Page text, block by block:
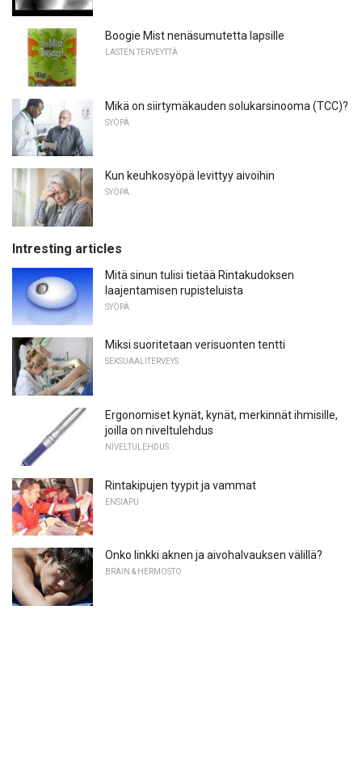
Boogie Mist nenäsumutetta lapsille
LASTEN TERVEYTTÄ
Mikä on siirtymäkauden solukarsinooma (TCC)?
SYÖPÄ
Kun keuhkosyöpä levittyy aivoihin
SYÖPÄ
Intresting articles
Mitä sinun tulisi tietää Rintakudoksen
laajentamisen rupisteluista
SYÖPÄ
Miksi suoritetaan verisuonten tentti
SEKSUAALITERVEYS
Ergonomiset kynät, kynät, merkinnät ihmisille,
joilla on niveltulehdus
NIVELTULEHDUS
Rintakipujen tyypit ja vammat
ENSIAPU
Onko linkki aknen ja aivohalvauksen välillä?
BRAIN & HERMOSTO